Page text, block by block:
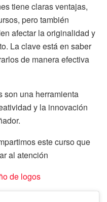
tiene claras ventajas,
pero también
afectar la originalidad y
La clave está en saber
de manera efectiva
son una herramienta
y la innovación
este curso que
al atención
de logos